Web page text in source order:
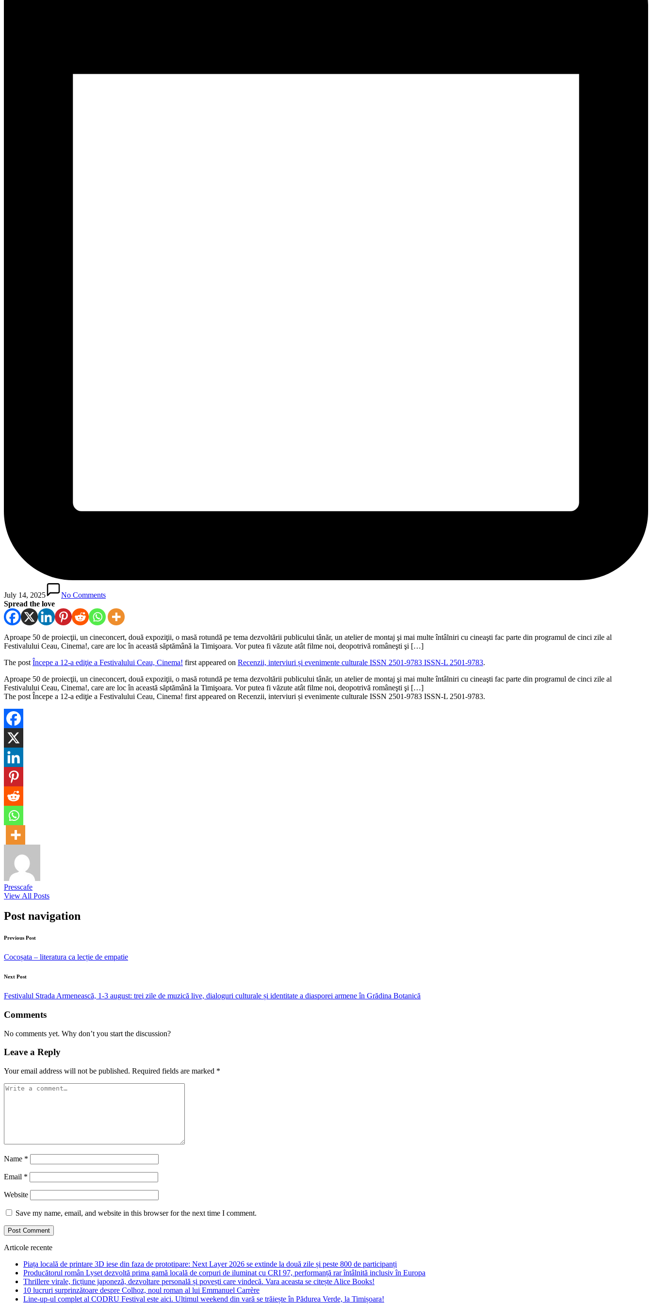
July 14, 2025
No Comments
Spread the love
Aproape 50 de proiecţii, un cineconcert, două expoziţii, o masă rotundă pe tema dezvoltării publicului tânăr, un atelier de montaj şi mai multe întâlniri cu cineaşti fac parte din programul de cinci zile al
Festivalului Ceau, Cinema!, care are loc în această săptămână la Timişoara. Vor putea fi văzute atât filme noi, deopotrivă româneşti şi […]
The post Începe a 12-a ediţie a Festivalului Ceau, Cinema! first appeared on Recenzii, interviuri și evenimente culturale ISSN 2501-9783 ISSN-L 2501-9783.
​Aproape 50 de proiecţii, un cineconcert, două expoziţii, o masă rotundă pe tema dezvoltării publicului tânăr, un atelier de montaj şi mai multe întâlniri cu cineaşti fac parte din programul de cinci zile al
Festivalului Ceau, Cinema!, care are loc în această săptămână la Timişoara. Vor putea fi văzute atât filme noi, deopotrivă româneşti şi […]
The post Începe a 12-a ediţie a Festivalului Ceau, Cinema! first appeared on Recenzii, interviuri și evenimente culturale ISSN 2501-9783 ISSN-L 2501-9783.
Presscafe
View All Posts
Post navigation
Previous Post
Cocoșata – literatura ca lecție de empatie
Next Post
Festivalul Strada Armenească, 1-3 august: trei zile de muzică live, dialoguri culturale și identitate a diasporei armene în Grădina Botanică
Comments
No comments yet. Why don’t you start the discussion?
Leave a Reply
Your email address will not be published. Required fields are marked *
Name *
Email *
Website
Save my name, email, and website in this browser for the next time I comment.
Articole recente
Piața locală de printare 3D iese din faza de prototipare: Next Layer 2026 se extinde la două zile și peste 800 de participanți
Producătorul român Lyset dezvoltă prima gamă locală de corpuri de iluminat cu CRI 97, performanță rar întâlnită inclusiv în Europa
Thrillere virale, ficțiune japoneză, dezvoltare personală și povești care vindecă. Vara aceasta se citește Alice Books!
10 lucruri surprinzătoare despre Colhoz, noul roman al lui Emmanuel Carrère
Line-up-ul complet al CODRU Festival este aici. Ultimul weekend din vară se trăiește în Pădurea Verde, la Timișoara!